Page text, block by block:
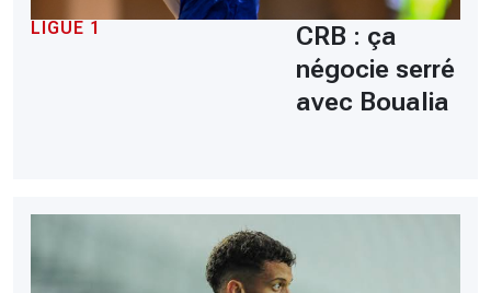
LIGUE 1
CRB : ça
négocie serré
avec Boualia